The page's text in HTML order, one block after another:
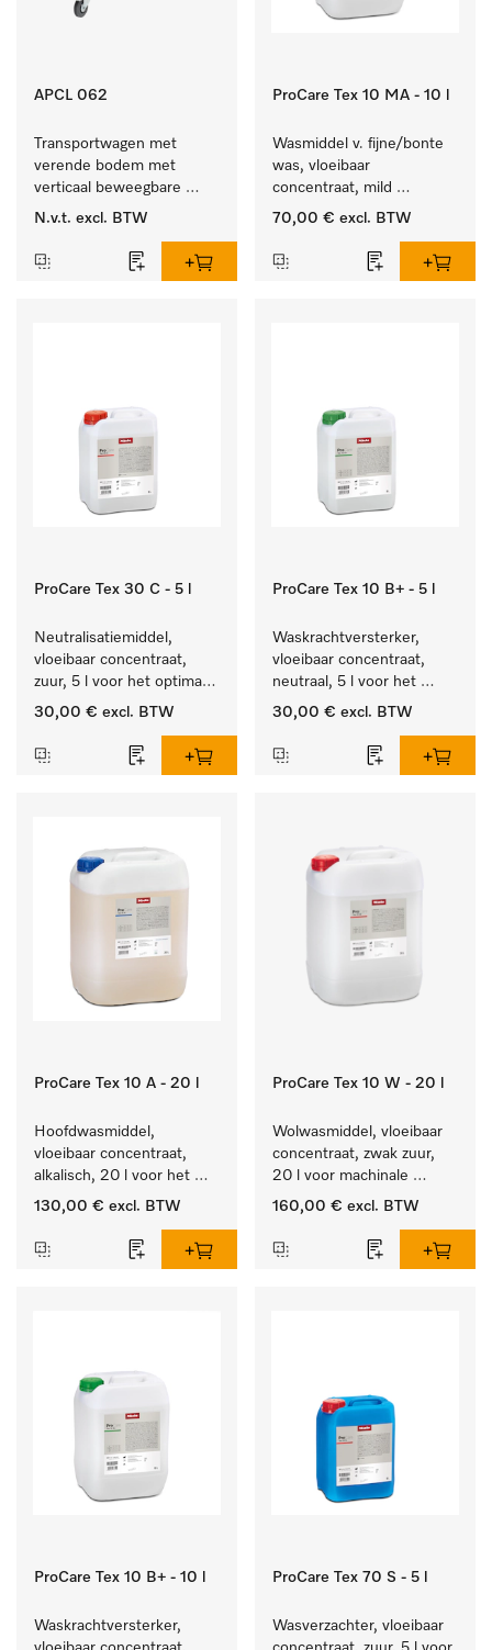
APCL 062
Transportwagen met
verende bodem met
verticaal beweegbare
bodem voor een
greephoogte.
N.v.t. excl. BTW
ProCare Tex 10 MA - 10 l
Wasmiddel v. fijne/bonte
was, vloeibaar
concentraat, mild
alkalisch, 10 l voor het
en gevoelig textiel.
70,00 € excl. BTW
ProCare Tex 30 C - 5 l
Neutralisatiemiddel,
vloeibaar concentraat,
zuur, 5 l voor het optimaal
beschermen van het
neutralisatie.
30,00 € excl. BTW
ProCare Tex 10 B+ - 5 l
Waskrachtversterker,
vloeibaar concentraat,
neutraal, 5 l voor het
effectief verwijderen van
30,00 € excl. BTW
ProCare Tex 10 A - 20 l
Hoofdwasmiddel,
vloeibaar concentraat,
alkalisch, 20 l voor het
reinigen van wit wasgoed
130,00 € excl. BTW
ProCare Tex 10 W - 20 l
Wolwasmiddel, vloeibaar
concentraat, zwak zuur,
20 l voor machinale
reiniging van wol.
160,00 € excl. BTW
ProCare Tex 10 B+ - 10 l
Waskrachtversterker,
ProCare Tex 70 S - 5 l
Wasverzachter, vloeibaar